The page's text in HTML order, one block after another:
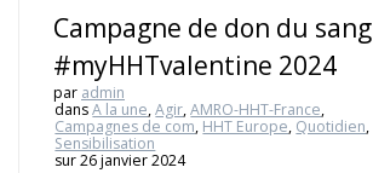
Campagne de don du sang
#myHHTvalentine 2024
par admin
dansA la une,Agir,AMRO-HHT-France,
Campagnes de com, HHT Europe, Quotidien,
Sensibilisation
sur 26 janvier 2024